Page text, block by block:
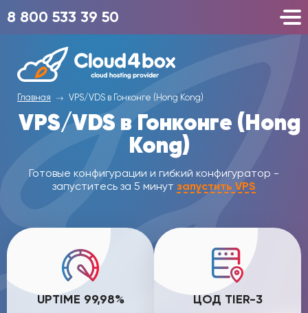
8 800 533 39 50
Главная VPS/VDS в Гонконге (Hong Kong)
VPS/VDS в Гонконге (Hong
Kong)
Готовые конфигурации и гибкий конфигуратор -
запуститесь за 5 минут запустить VPS
UPTIME 99,98% ЦОД TIER-3